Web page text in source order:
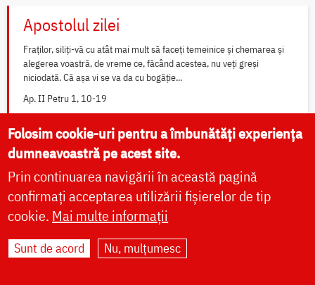
Apostolul zilei
Fraților, siliți-vă cu atât mai mult să faceți temeinice și chemarea și
alegerea voastră, de vreme ce, făcând acestea, nu veți greși
niciodată. Că așa vi se va da cu bogăție...
Ap. II Petru 1, 10-19
Evanghelia zilei
În vremea aceea a luat Iisus cu Sine pe Petru și pe Iacov și pe Ioan,
fratele lui, și i-a dus într-un munte înalt, de o parte. Și S-a schimbat la
față înaintea lor...
Ev. Matei 17, 1-9
Folosim cookie-uri pentru a îmbunătăți experiența
dumneavoastră pe acest site.
Prin continuarea navigării în această pagină
confirmați acceptarea utilizării fișierelor de tip
cookie. Mai multe informații
Sunt de acord Nu, mulțumesc